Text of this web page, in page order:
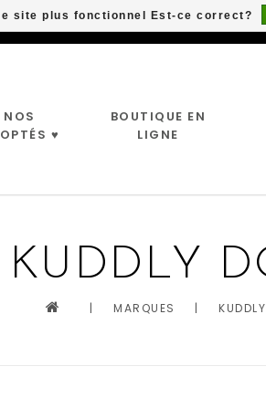
NOS
♥
BOUTIQUE EN
LIGNE
KUDDLY
| MARQUES |
site plus fonctionnel Est-ce correct?
Livraison gratuite à partir de